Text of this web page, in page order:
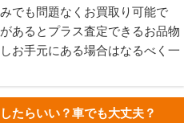
でも問題なくお買取り可能で
あるとプラス査定できるお品物
お手元にある場合はなるべく一
たらいい？車でも大丈夫？